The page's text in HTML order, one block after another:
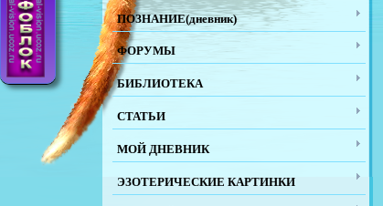
ПОЗНАНИЕ(дневник)
ФОРУМЫ
БИБЛИОТЕКА
СТАТЬИ
МОЙ ДНЕВНИК
ЭЗОТЕРИЧЕСКИЕ КАРТИНКИ